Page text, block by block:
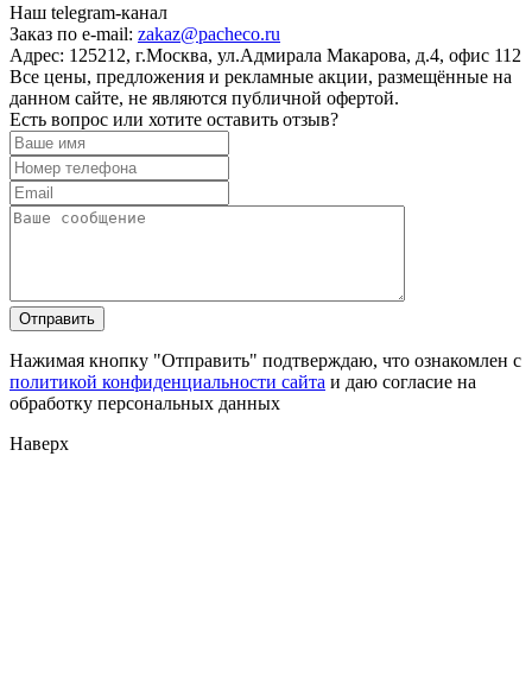
Наш telegram-канал
Заказ по e-mail: zakaz@pacheco.ru
Адрес: 125212, г.Москва, ул.Адмирала Макарова, д.4, офис 112
Все цены, предложения и рекламные акции, размещённые на
данном сайте, не являются публичной офертой.
Есть вопрос или хотите оставить отзыв?
Нажимая кнопку "Отправить" подтверждаю, что ознакомлен с
политикой конфиденциальности сайта и даю согласие на
обработку персональных данных
Наверх